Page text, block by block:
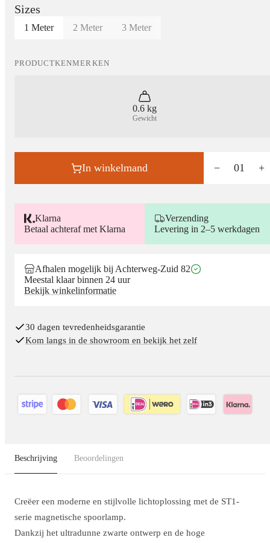
Sizes
1 Meter 2 Meter 3 Meter
PRODUCTKENMERKEN
0.6 kg
Gewicht
In winkelmand − 01 +
Klarna
Betaal achteraf met Klarna
Verzending
Levering in 2–5 werkdagen
Afhalen mogelijk bij Achterweg-Zuid 82
Meestal klaar binnen 24 uur
Bekijk winkelinformatie
30 dagen tevredenheidsgarantie
Kom langs in de showroom en bekijk het zelf
Beschrijving Beoordelingen
Creëer een moderne en stijlvolle lichtoplossing met de ST1-
serie magnetische spoorlamp.
Dankzij het ultradunne zwarte ontwerp en de hoge